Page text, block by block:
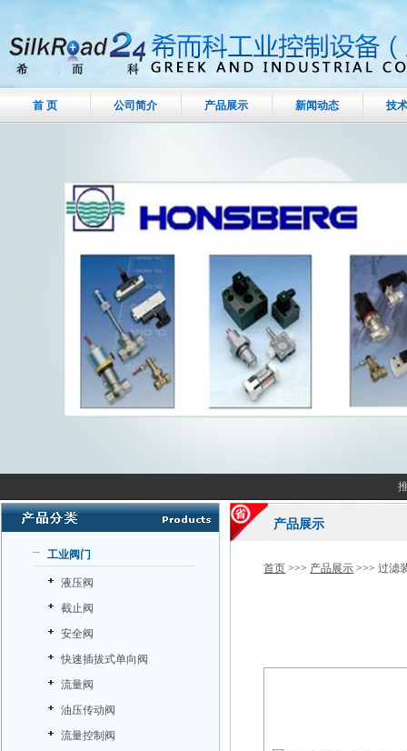
首 页 公司简介 产品展示 新闻动态 技
工业阀门
液压阀
截止阀
安全阀
快速插拔式单向阀
流量阀
油压传动阀
流量控制阀
产品展示
首页 >>> 产品展示 >>>过滤